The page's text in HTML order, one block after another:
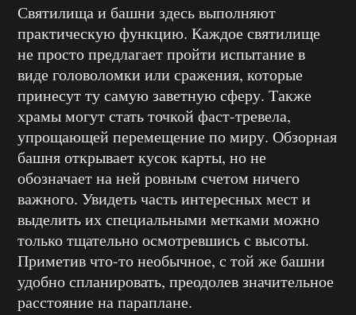
Святилища и башни здесь выполняют
практическую функцию. Каждое святилище
не просто предлагает пройти испытание в
виде головоломки или сражения, которые
принесут ту самую заветную сферу. Также
храмы могут стать точкой фаст-тревела,
упрощающей перемещение по миру. Обзорная
башня открывает кусок карты, но не
обозначает на ней ровным счетом ничего
важного. Увидеть часть интересных мест и
выделить их специальными метками можно
только тщательно осмотревшись с высоты.
Приметив что-то необычное, с той же башни
удобно спланировать, преодолев значительное
расстояние на параплане.